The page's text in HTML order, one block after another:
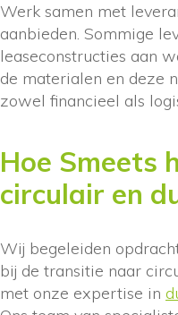
Werk samen met
aanbieden. Sommige
leaseconstructies aan
de materialen en deze
zowel financieel als
Hoe Smeets
circulair en
Wij begeleiden
bij de transitie naar
met onze expertise in